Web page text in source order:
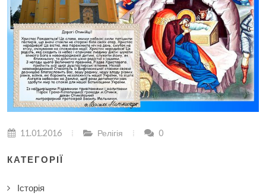
11.01.2016 Релігія 0
КАТЕГОРІЇ
Історія